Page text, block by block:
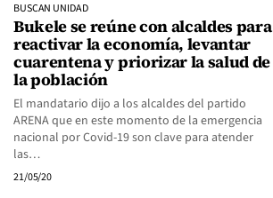
BUSCAN UNIDAD
Bukele se reúne con alcaldes para
reactivar la economía, levantar
cuarentena y priorizar la salud de
la población
El mandatario dijo a los alcaldes del partido
ARENA que en este momento de la emergencia
nacional por Covid-19 son clave para atender
las…
21/05/20